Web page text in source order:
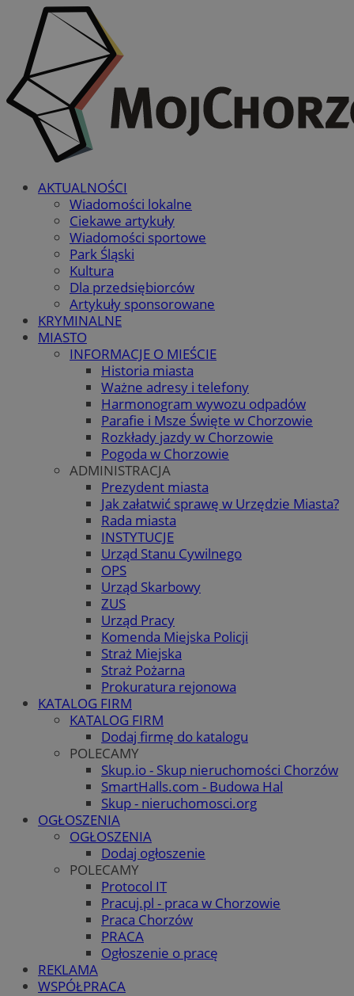
AKTUALNOŚCI
Wiadomości lokalne
Ciekawe artykuły
Wiadomości sportowe
Park Śląski
Kultura
Dla przedsiębiorców
Artykuły sponsorowane
KRYMINALNE
MIASTO
INFORMACJE O MIEŚCIE
Historia miasta
Ważne adresy i telefony
Harmonogram wywozu odpadów
Parafie i Msze Święte w Chorzowie
Rozkłady jazdy w Chorzowie
Pogoda w Chorzowie
ADMINISTRACJA
Prezydent miasta
Jak załatwić sprawę w Urzędzie Miasta?
Rada miasta
INSTYTUCJE
Urząd Stanu Cywilnego
OPS
Urząd Skarbowy
ZUS
Urząd Pracy
Komenda Miejska Policji
Straż Miejska
Straż Pożarna
Prokuratura rejonowa
KATALOG FIRM
KATALOG FIRM
Dodaj firmę do katalogu
POLECAMY
Skup.io - Skup nieruchomości Chorzów
SmartHalls.com - Budowa Hal
Skup - nieruchomosci.org
OGŁOSZENIA
OGŁOSZENIA
Dodaj ogłoszenie
POLECAMY
Protocol IT
Pracuj.pl - praca w Chorzowie
Praca Chorzów
PRACA
Ogłoszenie o pracę
REKLAMA
WSPÓŁPRACA